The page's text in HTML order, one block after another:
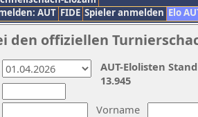
AUT FIDE Spieler anmelden Elo
den offiziellen
Vorname
AUT-Elolisten
13.945